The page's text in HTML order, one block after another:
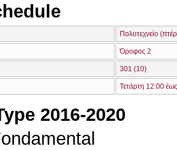
Πολυτεχνείο
Όροφος 2
301 (10)
Τετάρτη 12:00
2016-2020